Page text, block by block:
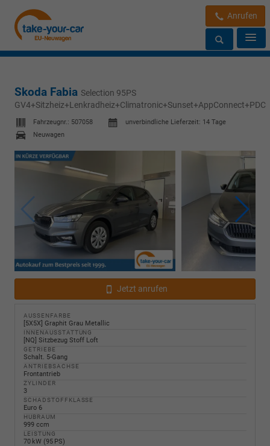
Anrufen
Skoda Fabia Selection 95PS
GV4+Sitzheiz+Lenkradheiz+Climatronic+Sunset+AppConnect+PDC
Fahrzeugnr.: 507058 unverbindliche Lieferzeit: 14 Tage
Neuwagen
Jetzt anrufen
AUSSENFARBE
[5X5X] Graphit Grau Metallic
INNENAUSSTATTUNG
[NQ] Sitzbezug Stoff Loft
GETRIEBE
Schalt. 5-Gang
ANTRIEBSACHSE
Frontantrieb
ZYLINDER
3
SCHADSTOFFKLASSE
Euro 6
HUBRAUM
999 ccm
LEISTUNG
70 kW (95 PS)